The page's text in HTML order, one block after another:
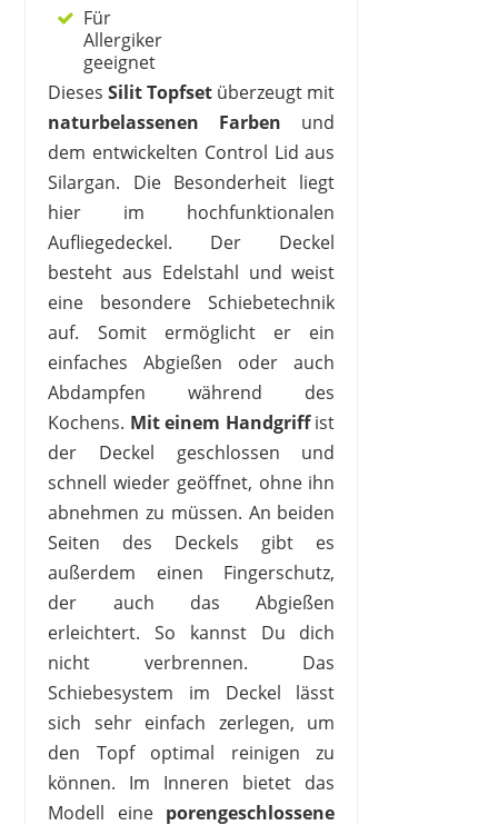
Für
Allergiker
geeignet
DiesesSilit Topfset überzeugt mit
naturbelassenen Farben und
dem entwickelten Control Lid aus
Silargan. Die Besonderheit liegt
hier im hochfunktionalen
Aufliegedeckel. Der Deckel
besteht aus Edelstahl und weist
eine besondere Schiebetechnik
auf. Somit ermöglicht er ein
einfaches Abgießen oder auch
Abdampfen während des
Kochens. Mit einem Handgriffist
der Deckel geschlossen und
schnell wieder geöffnet, ohne ihn
abnehmen zu müssen. An beiden
Seiten des Deckels gibt es
außerdem einen Fingerschutz,
der auch das Abgießen
erleichtert. So kannst Du dich
nicht verbrennen. Das
Schiebesystem im Deckel lässt
sich sehr einfach zerlegen, um
den Topf optimal reinigen zu
können. Im Inneren bietet das
Modell eine porengeschlossene